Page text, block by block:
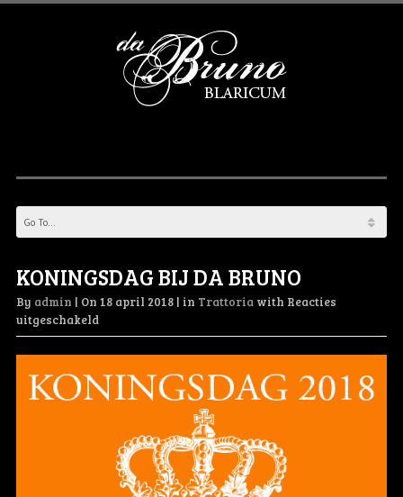
KONINGSDAG BIJ DA BRUNO
By admin | On 18 april 2018| in Trattoria with Reacties
uitgeschakeldvoor
KONINGSDAG
BIJ
DA
BRUNO